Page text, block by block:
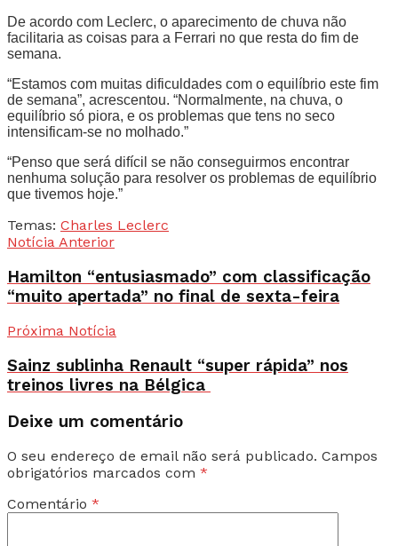
De acordo com Leclerc, o aparecimento de chuva não
facilitaria as coisas para a Ferrari no que resta do fim de
semana.
“Estamos com muitas dificuldades com o equilíbrio este fim
de semana”, acrescentou. “Normalmente, na chuva, o
equilíbrio só piora, e os problemas que tens no seco
intensificam-se no molhado.”
“Penso que será difícil se não conseguirmos encontrar
nenhuma solução para resolver os problemas de equilíbrio
que tivemos hoje.”
Temas: Charles Leclerc
Notícia Anterior
Hamilton “entusiasmado” com classificação
“muito apertada” no final de sexta-feira
Próxima Notícia
Sainz sublinha Renault “super rápida” nos
treinos livres na Bélgica
Deixe um comentário
O seu endereço de email não será publicado. Campos
obrigatórios marcados com *
Comentário *